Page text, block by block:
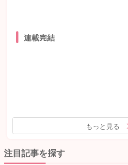
連載完結
もっと見る
注目記事を探す